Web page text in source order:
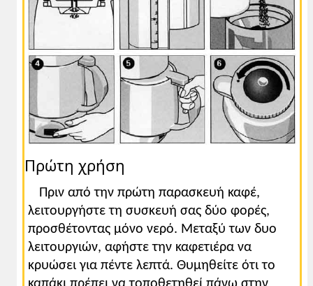
Πρώτη χρήση
Πριν από την πρώτη παρασκευή καφέ,
λειτουργήστε τη συσκευή σας δύο φορές,
προσθέτοντας μόνο νερό. Μεταξύ των δυο
λειτουργιών, αφήστε την καφετιέρα να
κρυώσει για πέντε λεπτά. Θυμηθείτε ότι το